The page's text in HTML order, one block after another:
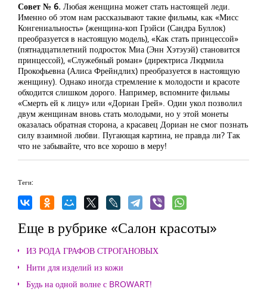
Совет № 6. Любая женщина может стать настоящей леди.
Именно об этом нам рассказывают такие фильмы, как «Мисс
Конгениальность» (женщина-коп Грэйси (Сандра Буллок)
преобразуется в настоящую модель), «Как стать принцессой»
(пятнадцатилетний подросток Миа (Энн Хэтэуэй) становится
принцессой), «Служебный роман» (директриса Людмила
Прокофьевна (Алиса Фрейндлих) преобразуется в настоящую
женщину). Однако иногда стремление к молодости и красоте
обходится слишком дорого. Например, вспомните фильмы
«Смерть ей к лицу» или «Дориан Грей». Один укол позволил
двум женщинам вновь стать молодыми, но у этой монеты
оказалась обратная сторона, а красавец Дориан не смог познать
силу взаимной любви. Пугающая картина, не правда ли? Так
что не забывайте, что все хорошо в меру!
Теги:
Еще в рубрике «Салон красоты»
ИЗ РОДА ГРАФОВ СТРОГАНОВЫХ
Нити для изделий из кожи
Будь на одной волне с BROWART!